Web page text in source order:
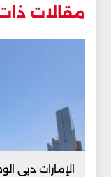
مقالات
الإمارات دبي